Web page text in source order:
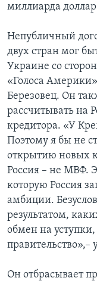
миллиарда
Непубличный
двух стран мог
Украине со
«Голоса
Березовец. Он
рассчитывать на
кредитора. «У
Поэтому я бы не
открытию новых
Россия – не МВФ.
которую Россия
амбиции.
результатом,
обмен на
правительство»,–
Он отбрасывает